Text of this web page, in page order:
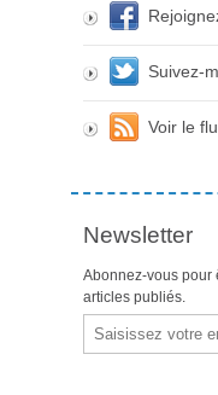
Suivez-
Voir le
Newsletter
Abonnez-vous pour
articles publiés.
Email